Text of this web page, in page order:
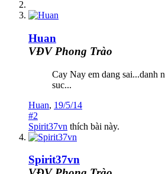
Huan
VĐV Phong Trào
Cay Nay em dang sai...danh
suc...
Huan, 19/5/14
#2
Spirit37vn thích bài này.
Spirit37vn